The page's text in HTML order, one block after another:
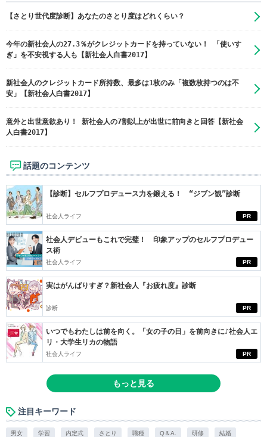
【さとり世代度診断】あなたのさとり度はどれくらい？
今年の新社会人の27.3％がクレジットカードを持っていない！ 「使いす
ぎ」を不安視する人も【新社会人白書2017】
新社会人のクレジットカード所持数、最多は1枚のみ「複数枚持つのは不
安」【新社会人白書2017】
意外と出世意欲あり！ 新社会人の7割以上が出世に前向きと回答【新社会
人白書2017】
話題のコンテンツ
PR
【診断】セルフプロデュース力を鍛える！ “ジブン観”診断
社会人ライフ
PR
社会人デビューもこれで完璧！ 印象アップのセルフプロデュー
ス術
社会人ライフ
PR
実はがんばりすぎ？新社会人『お疲れ度』診断
診断
PR
いつでもわたしは前を向く。「女の子の日」を前向きに♪社会人エ
リ・大学生リカの物語
社会人ライフ
もっと見る
注目キーワード
男女 学習 内定式 さとり 職種 Q＆A. 研修 結婚